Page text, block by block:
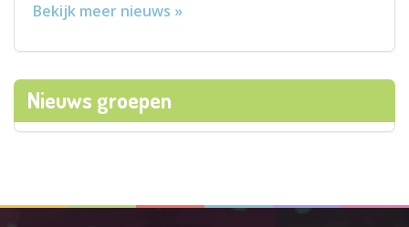
Bekijk meer nieuws »
Nieuws groepen